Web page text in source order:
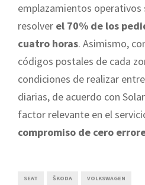
emplazamientos operativos
resolver el 70% de los
cuatro horas. Asimismo,
códigos postales de cada
condiciones de realizar
diarias, de acuerdo con
factor relevante en el
compromiso de cero
SEAT ŠKODA VOLKSWAGEN